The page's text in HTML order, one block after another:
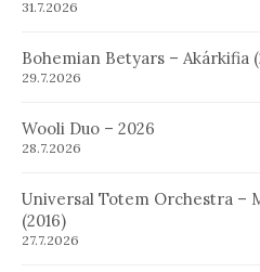
31.7.2026
Bohemian Betyars – Akárkifia
29.7.2026
Wooli Duo – 2026
28.7.2026
Universal Totem Orchestra –
(2016)
27.7.2026